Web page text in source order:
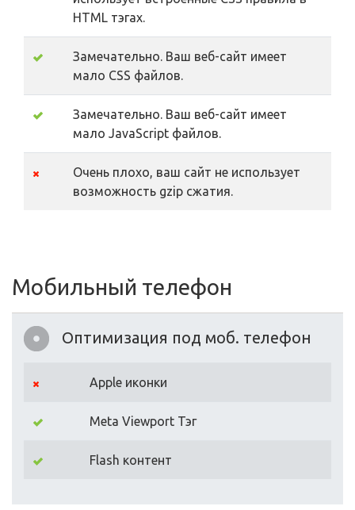
HTML тэгах.
Замечательно. Ваш веб-сайт имеет
мало CSS файлов.
Замечательно. Ваш веб-сайт имеет
мало JavaScript файлов.
Очень плохо, ваш сайт не использует
возможность gzip сжатия.
Мобильный телефон
Оптимизация под моб. телефон
Apple иконки
Meta Viewport Тэг
Flash контент